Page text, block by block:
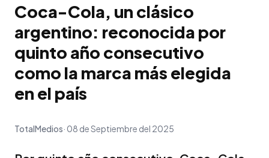
Coca-Cola, un clásico
argentino: reconocida por
quinto año consecutivo
como la marca más elegida
en el país
TotalMedios 08 de Septiembre del 2025